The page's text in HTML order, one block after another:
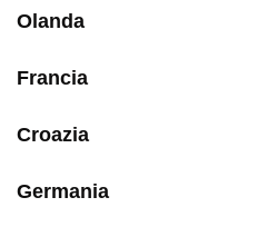
Olanda
Francia
Croazia
Germania